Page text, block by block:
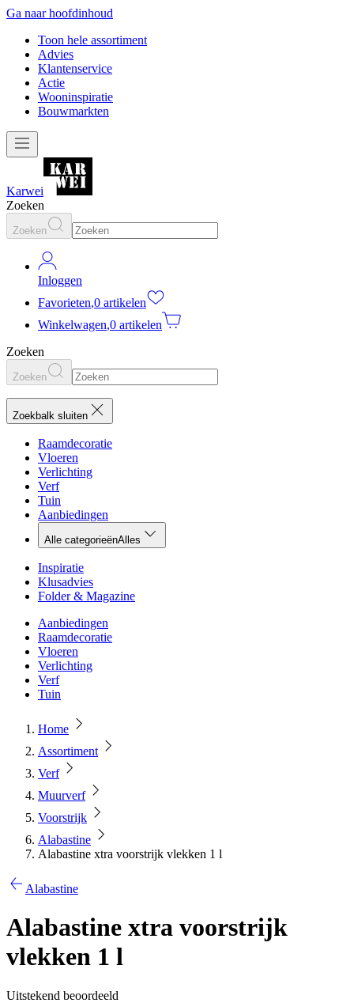
Ga naar hoofdinhoud
Toon hele assortiment
Advies
Klantenservice
Actie
Wooninspiratie
Bouwmarkten
Karwei
Zoeken
Zoeken
Inloggen
Favorieten,0 artikelen
Winkelwagen,0 artikelen
Zoeken
Zoeken
Zoekbalk sluiten
Raamdecoratie
Vloeren
Verlichting
Verf
Tuin
Aanbiedingen
Alle categorieënAlles
Inspiratie
Klusadvies
Folder & Magazine
Aanbiedingen
Raamdecoratie
Vloeren
Verlichting
Verf
Tuin
Home
Assortiment
Verf
Muurverf
Voorstrijk
Alabastine
Alabastine xtra voorstrijk vlekken 1 l
Alabastine
Alabastine xtra voorstrijk
vlekken 1 l
Uitstekend beoordeeld